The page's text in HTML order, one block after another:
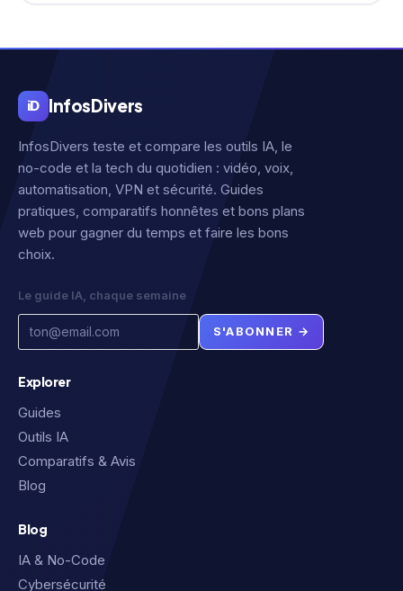
iD InfosDivers
InfosDivers teste et compare les outils IA, le
no-code et la tech du quotidien : vidéo, voix,
automatisation, VPN et sécurité. Guides
pratiques, comparatifs honnêtes et bons plans
web pour gagner du temps et faire les bons
choix.
Le guide IA, chaque semaine
S'ABONNER →
Explorer
Guides
Outils IA
Comparatifs & Avis
Blog
Blog
IA & No-Code
Cybersécurité